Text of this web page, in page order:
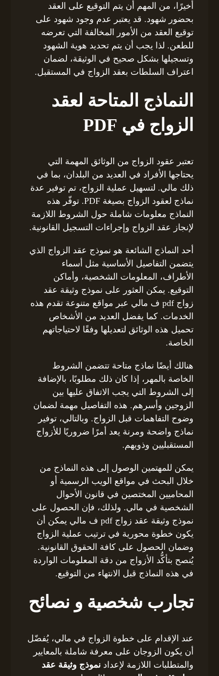
أخيرًا، من المهم أن يتم التوقيع على العقد
بحضور شهود. قد يعتبر عدم وجود شهود على
توقيع العقد من الأمور المخالفة التي تعرضه
للطعن. لذا يجب أن يتم تحديد هوية الشهود
وتسجيلها بشكل صحيح في الوثيقة، لضمان
اعتراف السلطات بعقد الزواج في المستقبل.
النماذج المتاحة لعقد
الزواج في PDF
تعتبر عقود الزواج من الوثائق المهمة التي
يحتاجها الأفراد في العديد من البلدان، بما في
ذلك مالي. لتسهيل عملية الزواج، تم توفير عدة
نماذج لعقود الزواج بصيغة PDF. توفّر هذه
النماذج معلومات شاملة حول الشروط اللازمة
لإنجاز عقد الزواج وإجراءات التسجيل القانونية.
أحد النماذج الشائعة هو نموذج عقد الزواج الذي
يتضمن التفاصيل الأساسية مثل أسماء
الأطراف، المعلومات الشخصية، وأماكن
التوقيع. يمكن العثور على نموذج وثيقة عقد
زواج pdf ف مالي عبر مواقع متنوعة تقدم هذه
الخدمات. كما يفضل العديد من الأشخاص
تحميل هذه الوثائق لتعديلها وفقًا لاحتياجاتهم
الخاصة.
هنالك أيضًا نماذج متاحة تتضمن الشروط
الخاصة بالمهر، إذا كان ذلك مطلوبًا، بالإضافة
إلى الشروط التي يجب الاتفاق عليها بين
الزوجين وأسرهم. هذه التفاصيل مهمة لضمان
وضوح التفاهمات قبل الزواج. وبالتالي، توفير
نماذج واضحة ومرنة يعد أمرًا ضروريًا للأزواج
المستقبليين وذويهم.
يمكن للمهتمين الوصول إلى هذه النماذج من
خلال البحث في مواقع الويب الرسمية أو
المحاميين المختصين في قانون الأحوال
الشخصية في مالي. ولذلك، فإن الحصول على
نموذج وثيقة عقد زواج pdf ف مالي يمكن أن
يكون خطوة محورية في ترتيب عملية الزواج
وضمان الحصول على كافة الحقوق القانونية.
يُنصح بتأكُّد الأزواج من دقة المعلومات الواردة
في هذه النماذج قبل الانتهاء من التوقيع.
تجارب شخصية و نصائح
عند الإقدام على خطوة الزواج في مالي، يُفضّل
أن يكون الزوجان على معرفة شاملة بالمعايير
والمتطلبات اللازمة لإعدادنموذج وثيقة عقد